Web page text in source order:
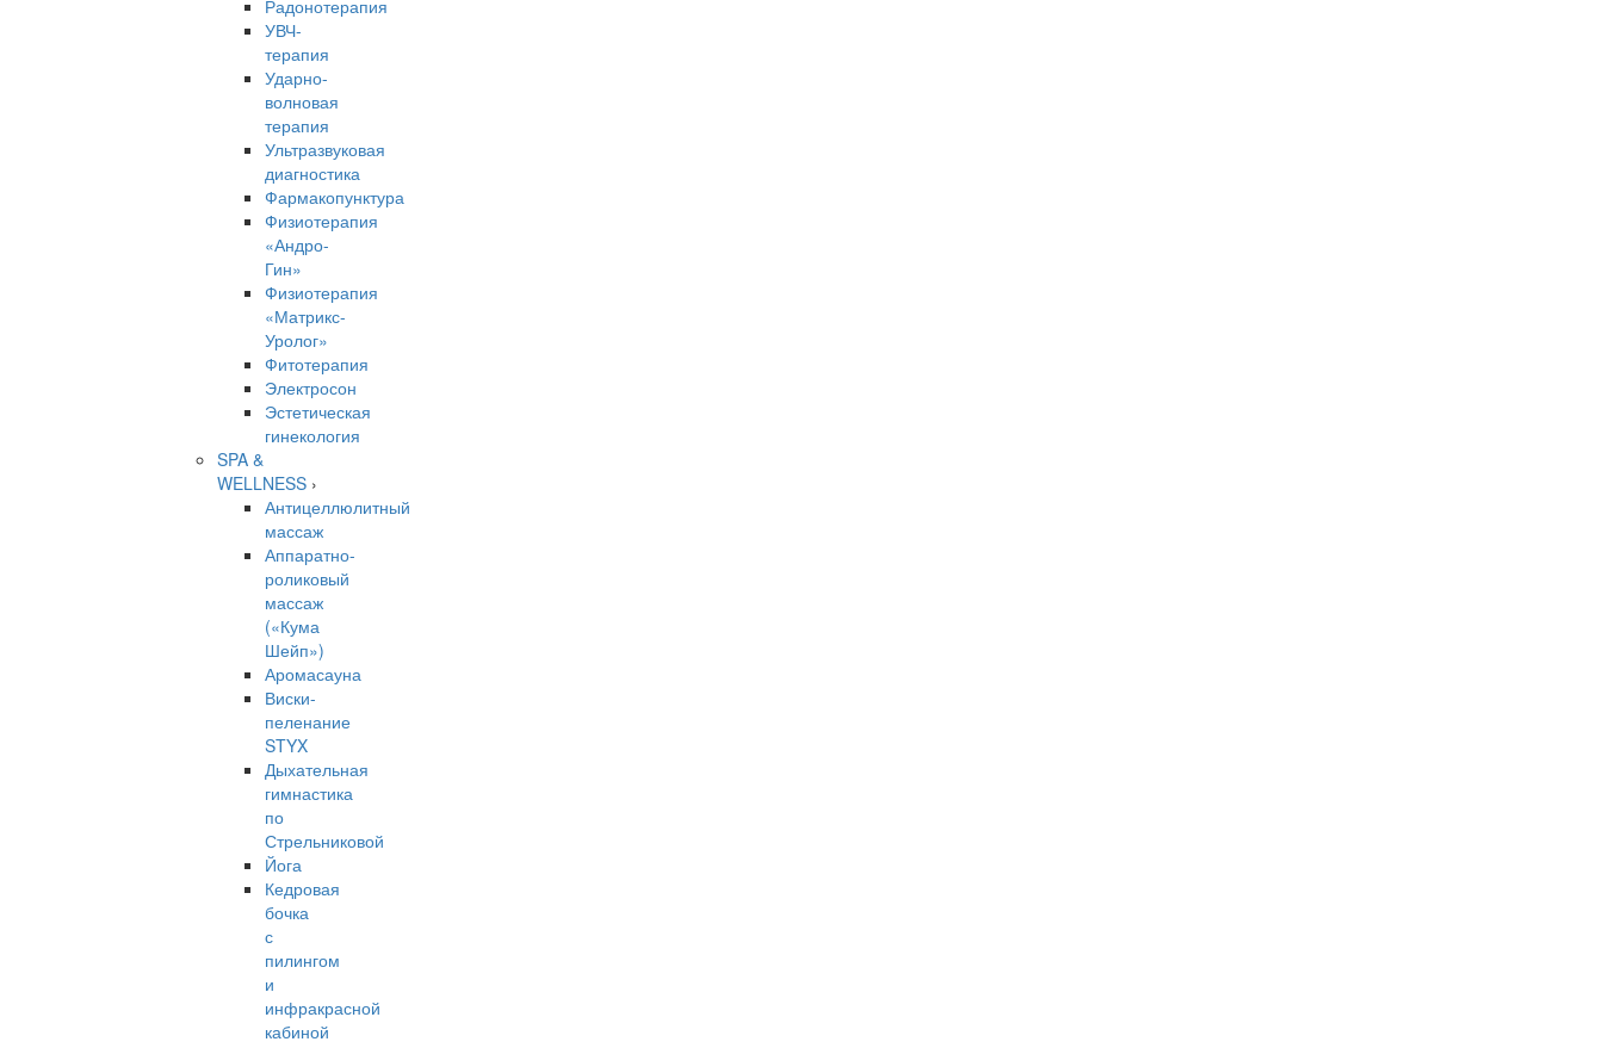
Радонотерапия
УВЧ-
терапия
Ударно-
волновая
терапия
Ультразвуковая
диагностика
Фармакопунктура
Физиотерапия
«Андро-
Гин»
Физиотерапия
«Матрикс-
Уролог»
Фитотерапия
Электросон
Эстетическая
гинекология
SPA &
WELLNESS ›
Антицеллюлитный
массаж
Аппаратно-
роликовый
массаж
(«Кума
Шейп»)
Аромасауна
Виски-
пеленание
STYX
Дыхательная
гимнастика
по
Стрельниковой
Йога
Кедровая
бочка
с
пилингом
и
инфракрасной
кабиной